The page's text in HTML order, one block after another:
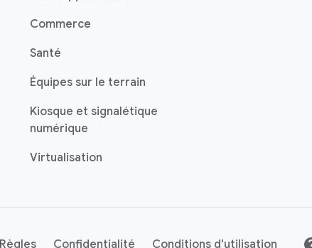
Commerce
Santé
Équipes sur le terrain
Kiosque et signalétique
numérique
Virtualisation
Règles Confidentialité Conditions d'utilisation